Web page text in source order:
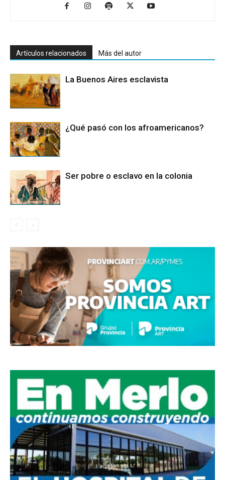
Artículos relacionados Más del autor
La Buenos Aires esclavista
¿Qué pasó con los afroamericanos?
Ser pobre o esclavo en la colonia